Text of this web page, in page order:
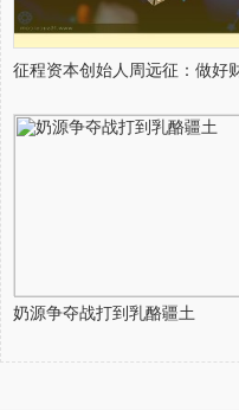
征程资本创始人周远征：做好
奶源争夺战打到乳酪疆土